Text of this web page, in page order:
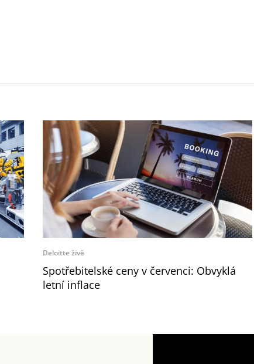
Deloitte živě
Spotřebitelské ceny v červenci: Obvyklá
letní inflace